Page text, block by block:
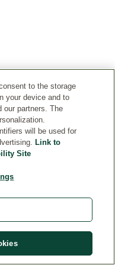
to the storage
your device and to
our partners. The
will be used for
Link to
Site